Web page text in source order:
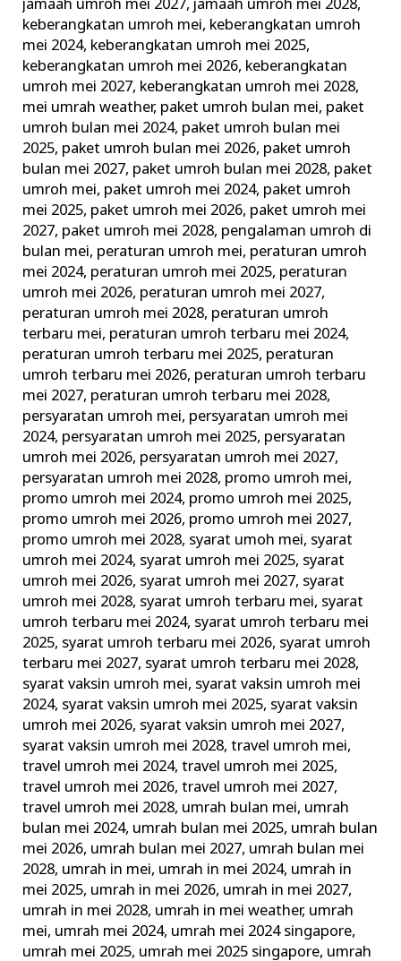
jamaah umroh mei 2027, jamaah umroh mei 2028,
keberangkatan umroh mei, keberangkatan umroh
mei 2024, keberangkatan umroh mei 2025,
keberangkatan umroh mei 2026, keberangkatan
umroh mei 2027, keberangkatan umroh mei 2028,
mei umrah weather, paket umroh bulan mei, paket
umroh bulan mei 2024, paket umroh bulan mei
2025, paket umroh bulan mei 2026, paket umroh
bulan mei 2027, paket umroh bulan mei 2028, paket
umroh mei, paket umroh mei 2024, paket umroh
mei 2025, paket umroh mei 2026, paket umroh mei
2027, paket umroh mei 2028, pengalaman umroh di
bulan mei, peraturan umroh mei, peraturan umroh
mei 2024, peraturan umroh mei 2025, peraturan
umroh mei 2026, peraturan umroh mei 2027,
peraturan umroh mei 2028, peraturan umroh
terbaru mei, peraturan umroh terbaru mei 2024,
peraturan umroh terbaru mei 2025, peraturan
umroh terbaru mei 2026, peraturan umroh terbaru
mei 2027, peraturan umroh terbaru mei 2028,
persyaratan umroh mei, persyaratan umroh mei
2024, persyaratan umroh mei 2025, persyaratan
umroh mei 2026, persyaratan umroh mei 2027,
persyaratan umroh mei 2028, promo umroh mei,
promo umroh mei 2024, promo umroh mei 2025,
promo umroh mei 2026, promo umroh mei 2027,
promo umroh mei 2028, syarat umoh mei, syarat
umroh mei 2024, syarat umroh mei 2025, syarat
umroh mei 2026, syarat umroh mei 2027, syarat
umroh mei 2028, syarat umroh terbaru mei, syarat
umroh terbaru mei 2024, syarat umroh terbaru mei
2025, syarat umroh terbaru mei 2026, syarat umroh
terbaru mei 2027, syarat umroh terbaru mei 2028,
syarat vaksin umroh mei, syarat vaksin umroh mei
2024, syarat vaksin umroh mei 2025, syarat vaksin
umroh mei 2026, syarat vaksin umroh mei 2027,
syarat vaksin umroh mei 2028,travel umroh mei,
travel umroh mei 2024,travel umroh mei 2025,
travel umroh mei 2026,travel umroh mei 2027,
travel umroh mei 2028, umrah bulan mei, umrah
bulan mei 2024, umrah bulan mei 2025, umrah bulan
mei 2026, umrah bulan mei 2027, umrah bulan mei
2028, umrah in mei, umrah in mei 2024, umrah in
mei 2025, umrah in mei 2026, umrah in mei 2027,
umrah in mei 2028, umrah in mei weather, umrah
mei, umrah mei 2024, umrah mei 2024 singapore,
umrah mei 2025, umrah mei 2025 singapore, umrah